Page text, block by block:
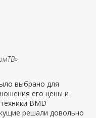
выбрано для
его цены и
BMD
решали довольно